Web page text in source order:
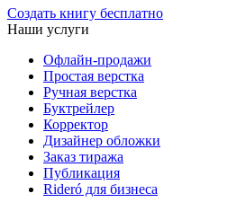
Создать книгу бесплатно
Наши услуги
Офлайн-продажи
Простая верстка
Ручная верстка
Буктрейлер
Корректор
Дизайнер обложки
Заказ тиража
Публикация
Rideró для бизнеса